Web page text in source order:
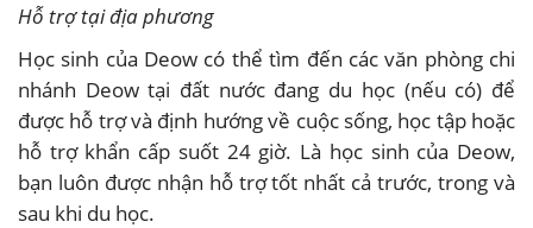
Hỗ trợ tại địa phương
Học sinh của Deow có thể tìm đến các văn phòng chi
nhánh Deow tại đất nước đang du học (nếu có) để
được hỗ trợ và định hướng về cuộc sống, học tập hoặc
hỗ trợ khẩn cấp suốt 24 giờ. Là học sinh của Deow,
bạn luôn được nhận hỗ trợ tốt nhất cả trước, trong và
sau khi du học.